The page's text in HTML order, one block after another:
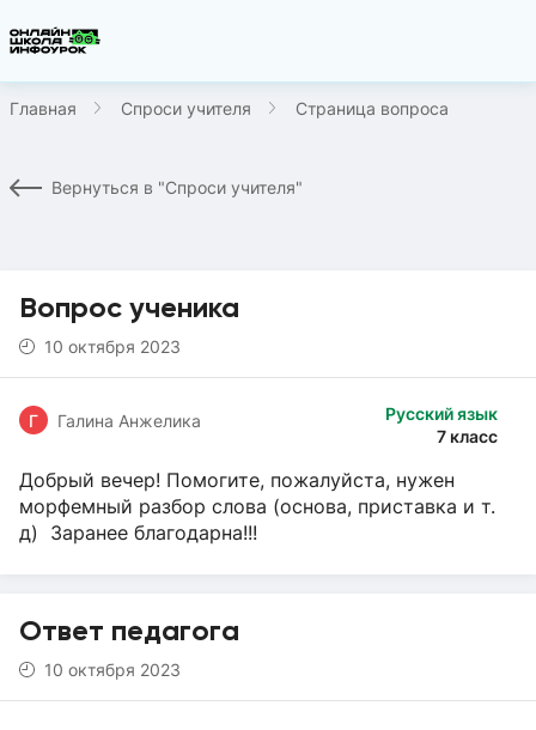
Главная Спроси учителя Страница вопроса
Вернуться в "Спроси учителя"
Вопрос ученика
10 октября 2023
Русский язык
7 класс
Г Галина Анжелика
Добрый вечер! Помогите, пожалуйста, нужен
морфемный разбор слова (основа, приставка и т.
д) Заранее благодарна!!!
Ответ педагога
10 октября 2023